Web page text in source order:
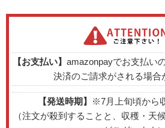
【お支払い】 amazonpayでお支払い
決済のご請求がされる場合
【発送時期】
※7月上旬頃から
（注文が殺到することと、収穫・天